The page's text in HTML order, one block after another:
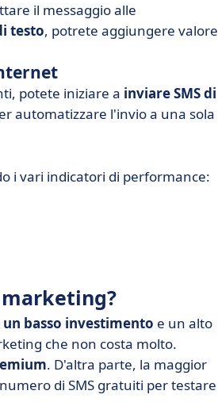
il messaggio alle
testo, potrete aggiungere valore
potete iniziare a inviare SMS di
automatizzare l'invio a una sola
i vari indicatori di performance:
un basso investimento e un alto
che non costa molto.
. D'altra parte, la maggior
di SMS gratuiti per testare